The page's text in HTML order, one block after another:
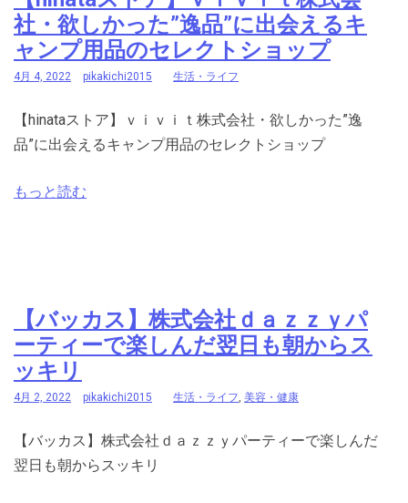
社・欲しかった”逸品”に出会えるキ
ャンプ用品のセレクトショップ
4月 4, 2022 pikakichi2015 生活・ライフ
【hinataストア】ｖｉｖｉｔ株式会社・欲しかった”逸
品”に出会えるキャンプ用品のセレクトショップ
もっと読む
【バッカス】株式会社ｄａｚｚｙパ
ーティーで楽しんだ翌日も朝からス
ッキリ
4月 2, 2022 pikakichi2015 生活・ライフ, 美容・健康
【バッカス】株式会社ｄａｚｚｙパーティーで楽しんだ
翌日も朝からスッキリ